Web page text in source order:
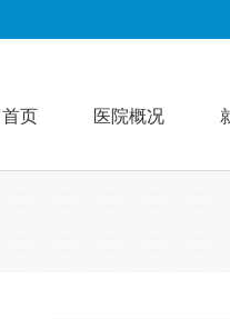
首页 医院概况